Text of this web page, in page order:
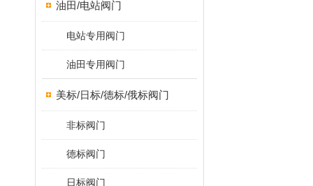
油田/电站阀门
电站专用阀门
油田专用阀门
美标/日标/德标/俄标阀门
非标阀门
德标阀门
日标阀门